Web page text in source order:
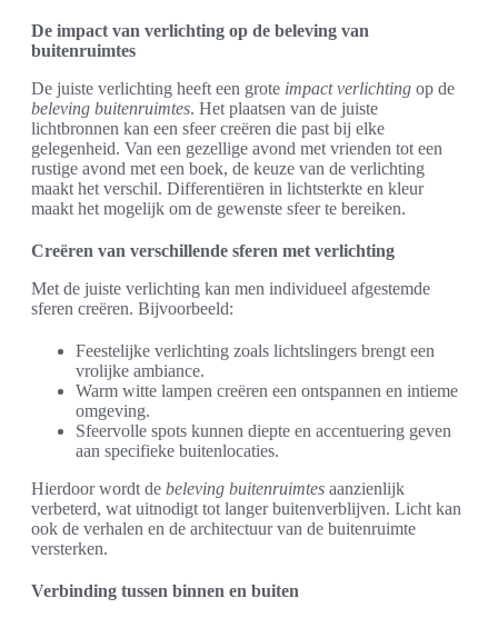
De impact van verlichting op de beleving van
buitenruimtes
De juiste verlichting heeft een grote impact verlichting op de
beleving buitenruimtes. Het plaatsen van de juiste
lichtbronnen kan een sfeer creëren die past bij elke
gelegenheid. Van een gezellige avond met vrienden tot een
rustige avond met een boek, de keuze van de verlichting
maakt het verschil. Differentiëren in lichtsterkte en kleur
maakt het mogelijk om de gewenste sfeer te bereiken.
Creëren van verschillende sferen met verlichting
Met de juiste verlichting kan men individueel afgestemde
sferen creëren. Bijvoorbeeld:
Feestelijke verlichting zoals lichtslingers brengt een
vrolijke ambiance.
Warm witte lampen creëren een ontspannen en intieme
omgeving.
Sfeervolle spots kunnen diepte en accentuering geven
aan specifieke buitenlocaties.
Hierdoor wordt de beleving buitenruimtes aanzienlijk
verbeterd, wat uitnodigt tot langer buitenverblijven. Licht kan
ook de verhalen en de architectuur van de buitenruimte
versterken.
Verbinding tussen binnen en buiten